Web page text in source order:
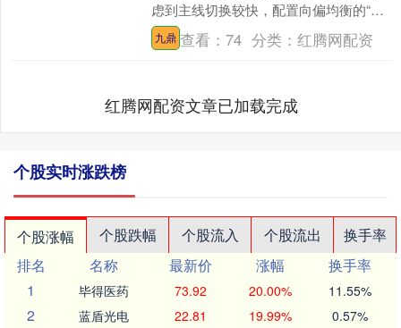
虑到主线切换较快，配置向偏均衡的“哑
铃型”结构做迁移，具体来看：1）高性价
比主线仍是市场关注....
九鼎 查看：74 分类：红腾网配资
红腾网配资文章已加载完成
个股实时涨跌榜
个股涨幅 个股跌幅 个股流入 个股流出
换手率
排名
名称 最新价 涨幅
换手率
1
毕得医药 73.92 20.00% 11.55%
2 蓝盾光电 22.81 19.99% 0.57%